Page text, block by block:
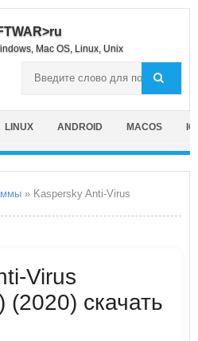
Mac OS, Linux, Unix
LINUX ANDROID MACOS
» Kaspersky Anti-Virus
Virus
(2020) скачать